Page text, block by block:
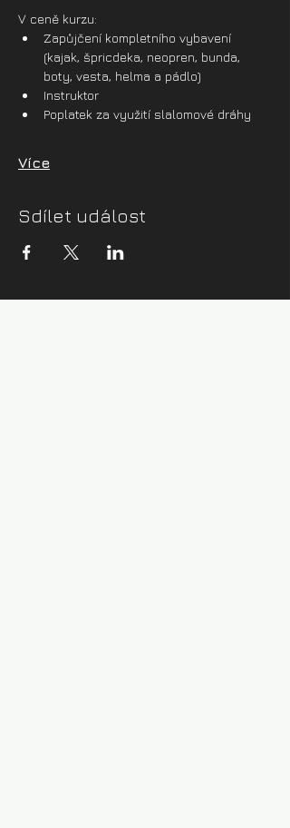
V ceně kurzu:
Zapůjčení kompletního vybavení
(kajak, špricdeka, neopren, bunda,
boty, vesta, helma a pádlo)
Instruktor
Poplatek za využití slalomové dráhy
Více
Sdílet událost